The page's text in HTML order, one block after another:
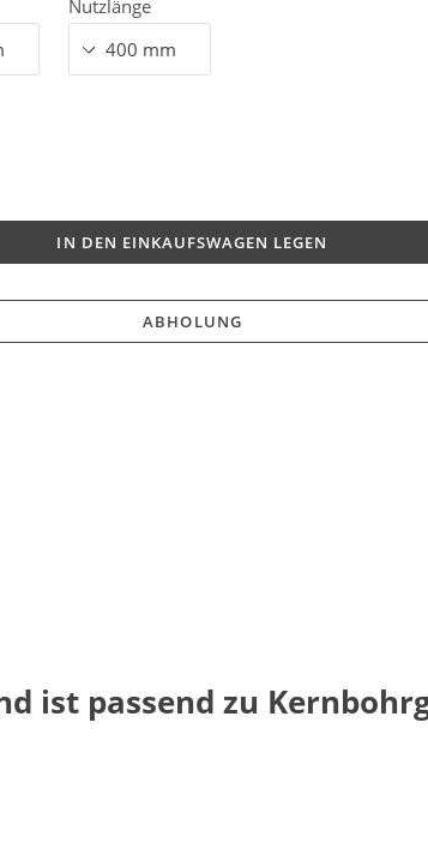
Nutzlänge
IN DEN EINKAUFSWAGEN LEGEN
ABHOLUNG
ist passend zu